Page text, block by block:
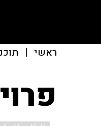
ראשי |